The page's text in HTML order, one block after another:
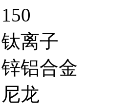
离子
铝合金
龙